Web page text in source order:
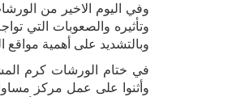
وفي اليوم الاخير من
وتأثيره والصعوبات التي
وبالتشديد على أهمية مواقع
في ختام الورشات كرم
وأثنوا على عمل مركز